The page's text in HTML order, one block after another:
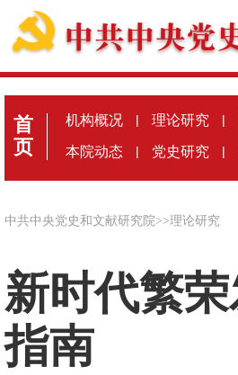
首
页
机构概况 | 理论研究 |
本院动态 | 党史研究 |
中共中央党史和文献研究院>>理论研究
新时代繁
指南